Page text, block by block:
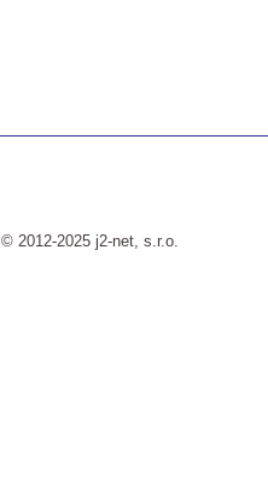
© 2012-2025 j2-net, s.r.o.